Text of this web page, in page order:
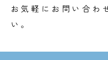
お気軽にお問い合わ
い。